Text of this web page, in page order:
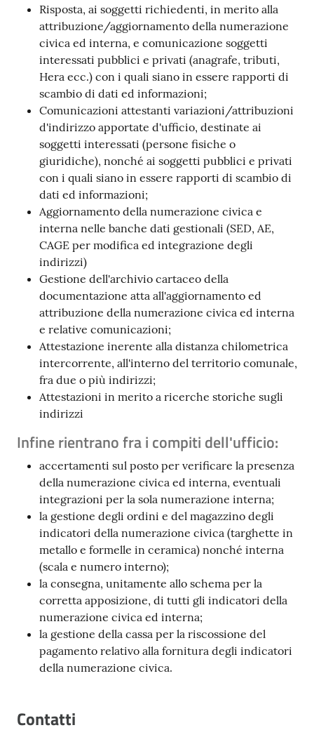
Risposta, ai soggetti richiedenti, in merito alla
attribuzione/aggiornamento della numerazione
civica ed interna, e comunicazione soggetti
interessati pubblici e privati (anagrafe, tributi,
Hera ecc.) con i quali siano in essere rapporti di
scambio di dati ed informazioni;
Comunicazioni attestanti variazioni/attribuzioni
d'indirizzo apportate d'ufficio, destinate ai
soggetti interessati (persone fisiche o
giuridiche), nonché ai soggetti pubblici e privati
con i quali siano in essere rapporti di scambio di
dati ed informazioni;
Aggiornamento della numerazione civica e
interna nelle banche dati gestionali (SED, AE,
CAGE per modifica ed integrazione degli
indirizzi)
Gestione dell'archivio cartaceo della
documentazione atta all'aggiornamento ed
attribuzione della numerazione civica ed interna
e relative comunicazioni;
Attestazione inerente alla distanza chilometrica
intercorrente, all'interno del territorio comunale,
fra due o più indirizzi;
Attestazioni in merito a ricerche storiche sugli
indirizzi
Infine rientrano fra i compiti dell'ufficio:
accertamenti sul posto per verificare la presenza
della numerazione civica ed interna, eventuali
integrazioni per la sola numerazione interna;
la gestione degli ordini e del magazzino degli
indicatori della numerazione civica (targhette in
metallo e formelle in ceramica) nonché interna
(scala e numero interno);
la consegna, unitamente allo schema per la
corretta apposizione, di tutti gli indicatori della
numerazione civica ed interna;
la gestione della cassa per la riscossione del
pagamento relativo alla fornitura degli indicatori
della numerazione civica.
Contatti